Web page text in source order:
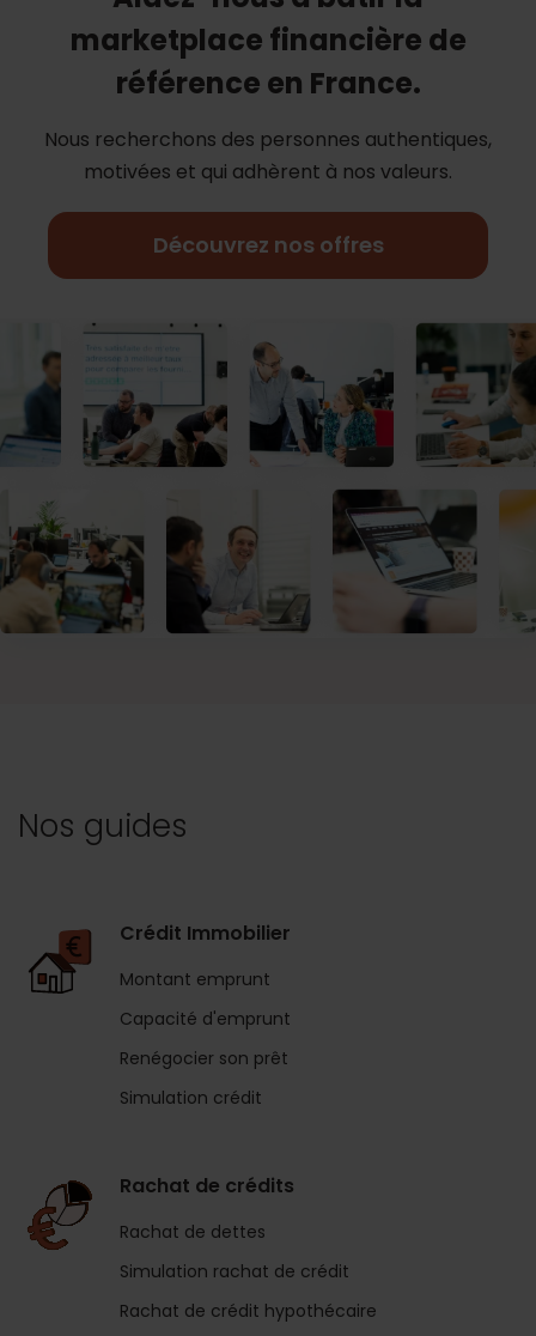
marketplace financière de
référence en France.
Nous recherchons des personnes authentiques,
motivées et qui adhèrent à nos valeurs.
Découvrez nos offres
Nos guides
Crédit Immobilier
Montant emprunt
Capacité d'emprunt
Renégocier son prêt
Simulation crédit
Rachat de crédits
Rachat de dettes
Simulation rachat de crédit
Rachat de crédit hypothécaire